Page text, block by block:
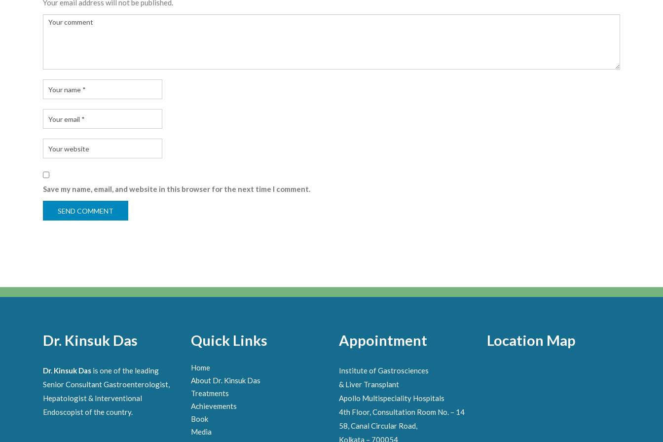
Your email address will not be published.
Save my name, email, and website in this browser for the next time I comment.
Dr. Kinsuk Das
Dr. Kinsuk Das is one of the leading
Senior Consultant Gastroenterologist,
Hepatologist & Interventional
Endoscopist of the country.
Quick Links
Home
About Dr. Kinsuk Das
Treatments
Achievements
Book
Media
Appointment
Institute of Gastrosciences
& Liver Transplant
Apollo Multispeciality Hospitals
4th Floor, Consultation Room No. – 14
58, Canal Circular Road,
Kolkata – 700054
Location Map